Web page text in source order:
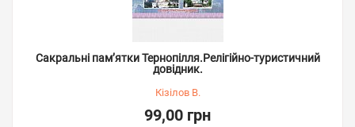
Сакральні пам’ятки Тернопілля.Релігійно-туристичний
довідник.
Кізілов В.
99,00 грн